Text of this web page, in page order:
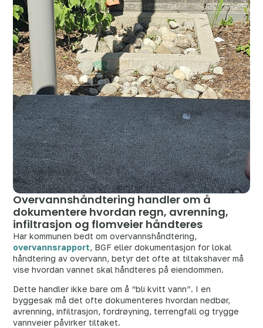
Overvannshåndtering handler om å
dokumentere hvordan regn, avrenning,
infiltrasjon og flomveier håndteres
Har kommunen bedt om overvannshåndtering,
overvannsrapport, BGF eller dokumentasjon for lokal
håndtering av overvann, betyr det ofte at tiltakshaver må
vise hvordan vannet skal håndteres på eiendommen.
Dette handler ikke bare om å “bli kvitt vann”. I en
byggesak må det ofte dokumenteres hvordan nedbør,
avrenning, infiltrasjon, fordrøyning, terrengfall og trygge
vannveier påvirker tiltaket.